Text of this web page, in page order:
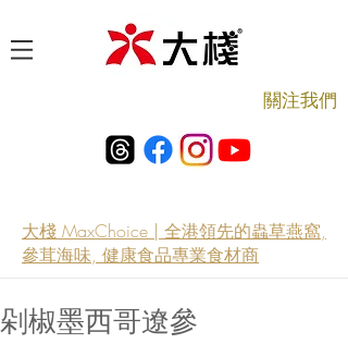
​關注我們
大棧 MaxChoice | 全港領先的蟲草燕窩,
參茸海味, 健康食品專業食材商
剁椒墨西哥遼參